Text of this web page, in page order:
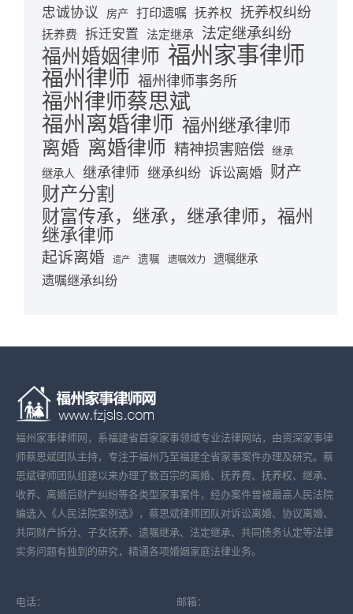
忠诚协议 房产 打印遗嘱 抚养权 抚养权纠纷
抚养费 拆迁安置 法定继承 法定继承纠纷
福州婚姻律师 福州家事律师
福州律师 福州律师事务所
福州律师蔡思斌
福州离婚律师 福州继承律师
离婚 离婚律师 精神损害赔偿 继承
继承人 继承律师 继承纠纷 诉讼离婚 财产
财产分割
财富传承，继承，继承律师，福州
继承律师
起诉离婚 遗产 遗嘱 遗嘱效力 遗嘱继承
遗嘱继承纠纷
福州家事律师网，系福建省首家家事领域专业法律网站，由资深家事律
师蔡思斌团队主持，专注于福州乃至福建全省家事案件办理及研究。蔡
思斌律师团队组建以来办理了数百宗的离婚、抚养费、抚养权、继承、
收养、离婚后财产纠纷等各类型家事案件，经办案件曾被最高人民法院
编选入《人民法院案例选》，蔡思斌律师团队对诉讼离婚、协议离婚、
共同财产拆分、子女抚养、遗嘱继承、法定继承、共同债务认定等法律
实务问题有独到的研究，精通各项婚姻家庭法律业务。
电话： 邮箱：